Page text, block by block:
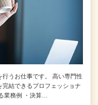
うお仕事です。 高い専門性
結できるプロフェッショナ
業務例 ・決算…